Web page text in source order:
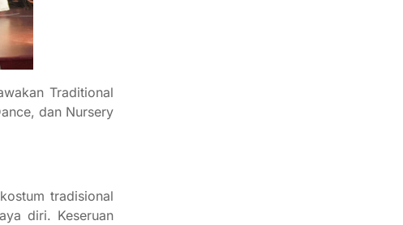
Traditional
dan Nursery
tradisional
diri. Keseruan